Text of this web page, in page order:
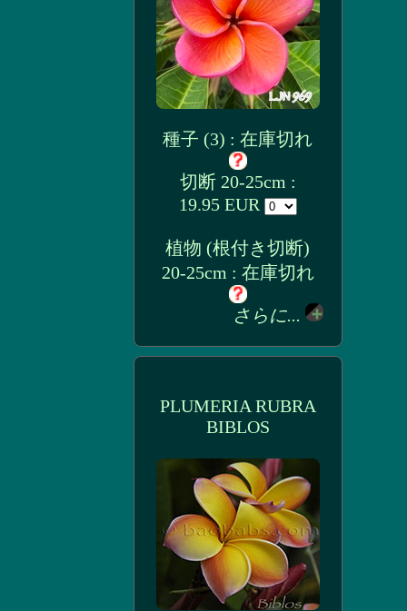
種子 (3) : 在庫切れ
切断 20-25cm :
19.95 EUR
植物 (根付き切断)
20-25cm : 在庫切れ
さらに...
PLUMERIA RUBRA
BIBLOS